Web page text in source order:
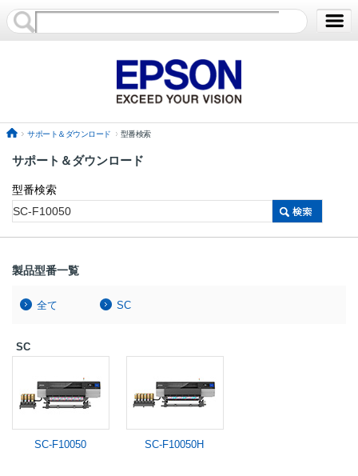
サポート＆ダウンロード 型番検索
サポート＆ダウンロード
型番検索
製品型番一覧
全て SC
SC
SC-F10050 SC-F10050H